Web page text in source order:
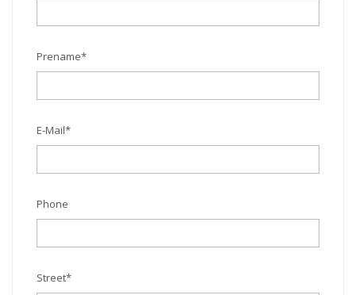
Prename*
E-Mail*
Phone
Street*